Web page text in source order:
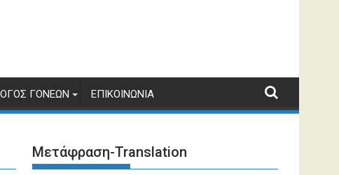
ΓΟΝΈΩΝ ΕΠΙΚΟΙΝΩΝΊΑ
Μετάφραση-Translation